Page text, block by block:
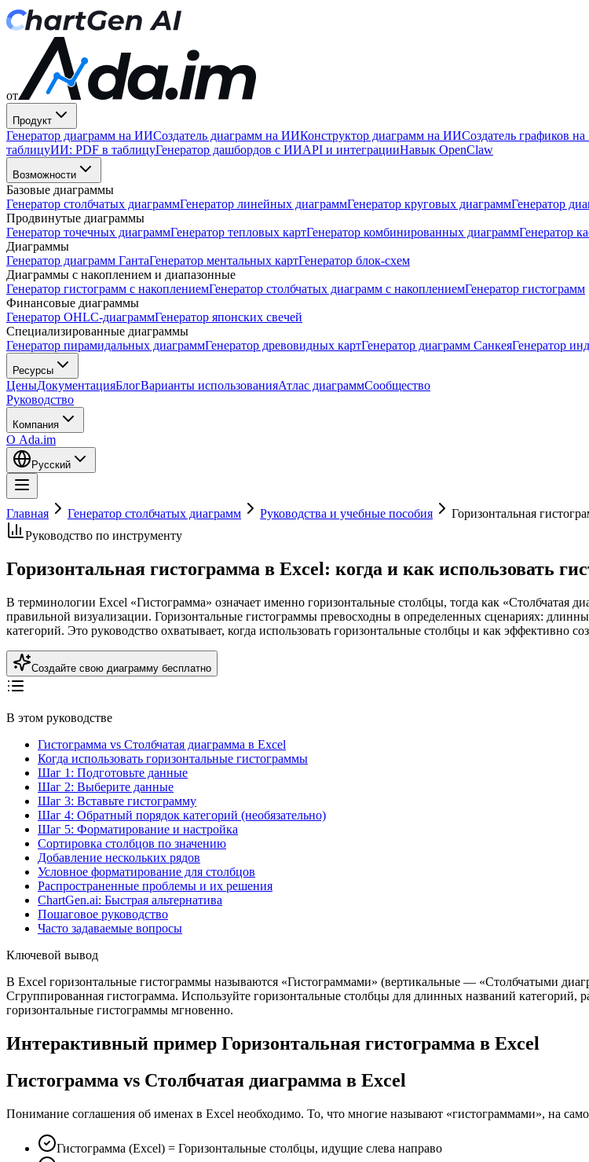
от
Продукт
Генератор диаграмм на ИИСоздатель диаграмм на ИИКонструктор диаграмм на ИИСоздатель графиков
таблицуИИ: PDF в таблицуГенератор дашбордов с ИИAPI и интеграцииНавык OpenClaw
Возможности
Базовые диаграммы
Генератор столбчатых диаграммГенератор линейных диаграммГенератор круговых диаграммГенератор
Продвинутые диаграммы
Генератор точечных диаграммГенератор тепловых картГенератор комбинированных диаграммГенератор
Диаграммы
Генератор диаграмм ГантаГенератор ментальных картГенератор блок-схем
Диаграммы с накоплением и диапазонные
Генератор гистограмм с накоплениемГенератор столбчатых диаграмм с накоплениемГенератор гистограмм
Финансовые диаграммы
Генератор OHLC-диаграммГенератор японских свечей
Специализированные диаграммы
Генератор пирамидальных диаграммГенератор древовидных картГенератор диаграмм СанкеяГенератор
Ресурсы
ЦеныДокументацияБлогВарианты использованияАтлас диаграммСообщество
Руководство
Компания
О Ada.im
Русский
Главная Генератор столбчатых диаграмм Руководства и учебные пособия
Горизонтальная
Руководство по инструменту
Горизонтальная гистограмма в Excel: когда и как использовать
В терминологии Excel «Гистограмма» означает именно горизонтальные столбцы, тогда как «Столбчатая
правильной визуализации. Горизонтальные гистограммы превосходны в определенных сценариях:
категорий. Это руководство охватывает, когда использовать горизонтальные столбцы и как эффективно
Создайте свою диаграмму бесплатно
В этом руководстве
Гистограмма vs Столбчатая диаграмма в Excel
Когда использовать горизонтальные гистограммы
Шаг 1: Подготовьте данные
Шаг 2: Выберите данные
Шаг 3: Вставьте гистограмму
Шаг 4: Обратный порядок категорий (необязательно)
Шаг 5: Форматирование и настройка
Сортировка столбцов по значению
Добавление нескольких рядов
Условное форматирование для столбцов
Распространенные проблемы и их решения
ChartGen.ai: Быстрая альтернатива
Пошаговое руководство
Часто задаваемые вопросы
Ключевой вывод
В Excel горизонтальные гистограммы называются «Гистограммами» (вертикальные — «Столбчатыми
Сгруппированная гистограмма. Используйте горизонтальные столбцы для длинных названий категорий,
горизонтальные гистограммы мгновенно.
Интерактивный пример Горизонтальная гистограмма в Excel
Гистограмма vs Столбчатая диаграмма в Excel
Понимание соглашения об именах в Excel необходимо. То, что многие называют «гистограммами», на
Гистограмма (Excel) = Горизонтальные столбцы, идущие слева направо